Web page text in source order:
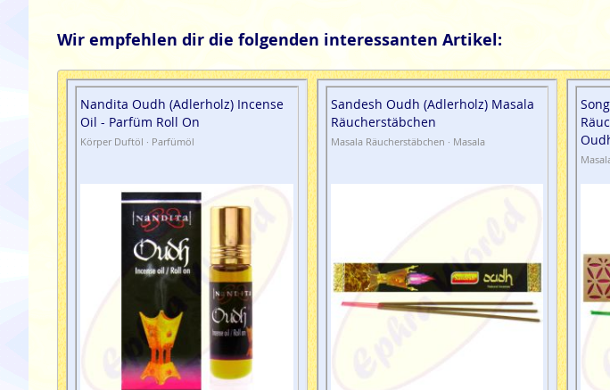
Wir empfehlen dir die folgenden interessanten Artikel:
Nandita Oudh (Adlerholz) Incense
Oil - Parfüm Roll On
Körper Duftöl · Parfümöl
Sandesh Oudh (Adlerholz) Masala
Räucherstäbchen
Masala Räucherstäbchen · Masala